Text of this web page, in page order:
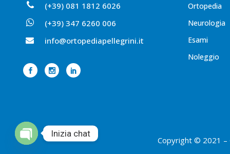
(+39) 081 1812 6026
(+39) 347 6260 006
info@ortopediapellegrini.it
Ortopedia
Neurologia
Esami
Noleggio
Copyright © 2021
Inizia chat